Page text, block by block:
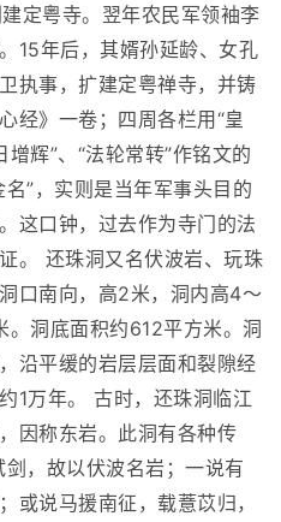
定粤寺。翌年农民军领袖李
15年后，其婿孙延龄、女孔
执事，扩建定粤禅寺，并铸
经》一卷；四周各栏用“皇
增辉”、“法轮常转”作铭文的
”，实则是当年军事头目的
这口钟，过去作为寺门的法
。 还珠洞又名伏波岩、玩珠
口南向，高2米，洞内高4～
洞底面积约612平方米。洞
沿平缓的岩层层面和裂隙经
1万年。 古时，还珠洞临江
因称东岩。此洞有各种传
，故以伏波名岩；一说有
或说马援南征，载薏苡归，